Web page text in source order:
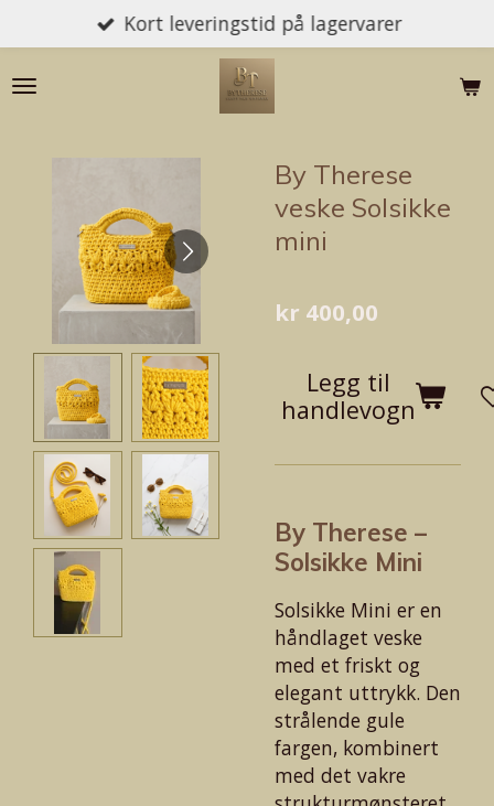
til
hovedinnhold
Kort leveringstid på lagervarer
By Therese
veske Solsikke
mini
kr 400,00
Legg til
handlevogn
By Therese –
Solsikke Mini
Solsikke Mini er en
håndlaget veske
med et friskt og
elegant uttrykk. Den
strålende gule
fargen, kombinert
med det vakre